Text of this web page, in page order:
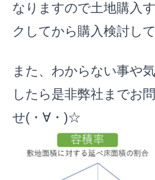
なりますので土地購入
クしてから購入検討し
また、わからない事や
したら是非弊社までお
せ(・∀・)☆